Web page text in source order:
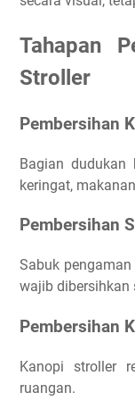
Tahapan
Stroller
Pembersihan
Bagian dudukan
keringat,
Pembersihan
Sabuk
wajib dibersihkan
Pembersihan
Kanopi stroller
ruangan.